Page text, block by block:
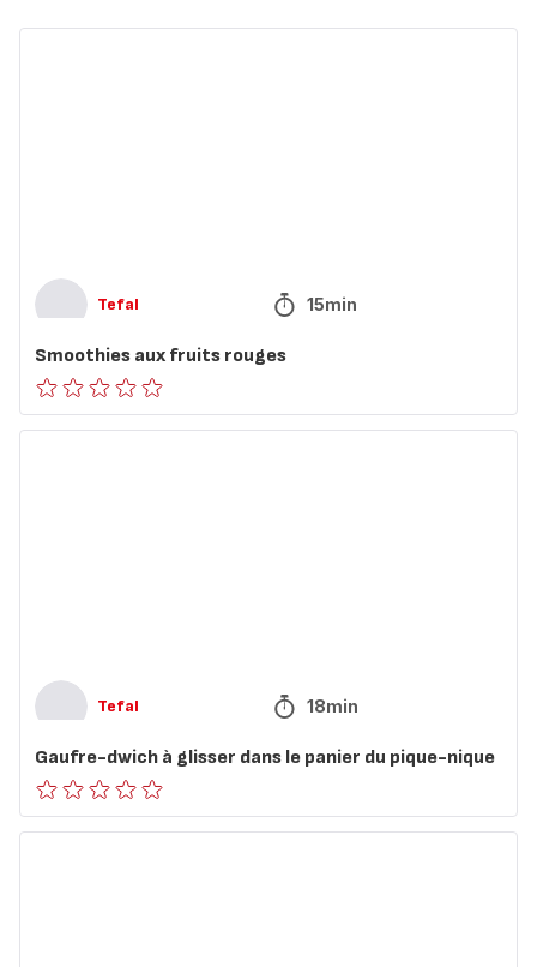
Tefal 15min
Smoothies aux fruits rouges
ratings.0
Tefal 18min
Gaufre-dwich à glisser dans le panier du pique-nique
ratings.0